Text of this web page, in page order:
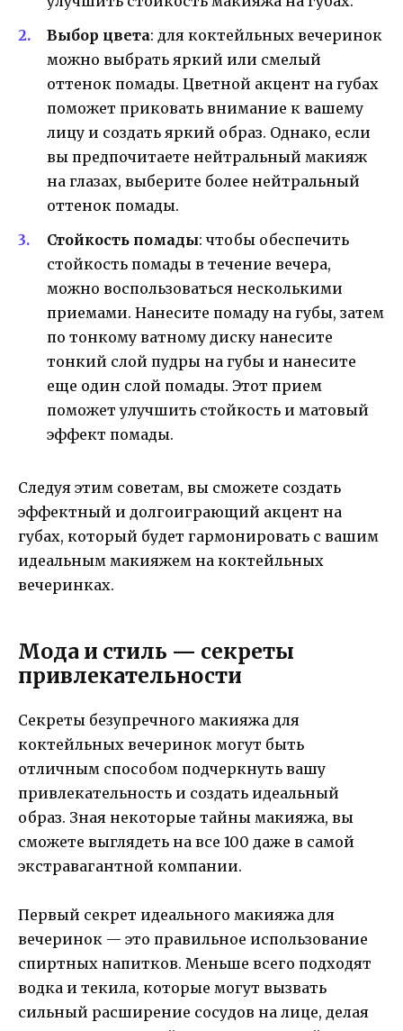
Выбор цвета: для коктейльных вечеринок
можно выбрать яркий или смелый
оттенок помады. Цветной акцент на губах
поможет приковать внимание к вашему
лицу и создать яркий образ. Однако, если
вы предпочитаете нейтральный макияж
на глазах, выберите более нейтральный
оттенок помады.
Стойкость помады: чтобы обеспечить
стойкость помады в течение вечера,
можно воспользоваться несколькими
приемами. Нанесите помаду на губы, затем
по тонкому ватному диску нанесите
тонкий слой пудры на губы и нанесите
еще один слой помады. Этот прием
поможет улучшить стойкость и матовый
эффект помады.
Следуя этим советам, вы сможете создать
эффектный и долгоиграющий акцент на
губах, который будет гармонировать с вашим
идеальным макияжем на коктейльных
вечеринках.
Мода и стиль — секреты
привлекательности
Секреты безупречного макияжа для
коктейльных вечеринок могут быть
отличным способом подчеркнуть вашу
привлекательность и создать идеальный
образ. Зная некоторые тайны макияжа, вы
сможете выглядеть на все 100 даже в самой
экстравагантной компании.
Первый секрет идеального макияжа для
вечеринок — это правильное использование
спиртных напитков. Меньше всего подходят
водка и текила, которые могут вызвать
сильный расширение сосудов на лице, делая